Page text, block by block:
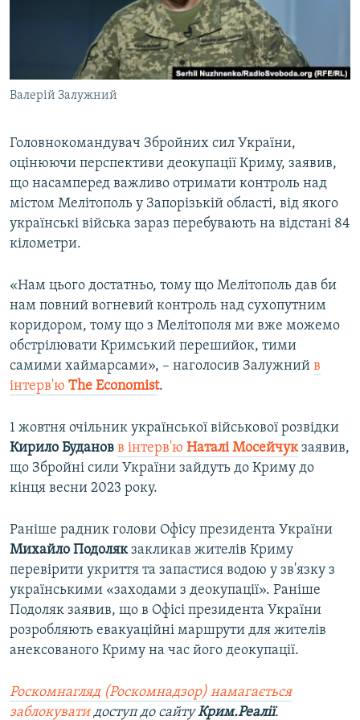
ВІДЕОУРОКИ «ELIFBE»
СВІДЧЕННЯ ОКУПАЦІЇ
УКРАЇНСЬКА ПРОБЛЕМА КРИМУ
ІНФОГРАФІКА
ДОЛУЧАЙСЯ!
Усі сайти RFE/RL
Валерій Залужний
Головнокомандувач Збройних сил України,
оцінюючи перспективи деокупації Криму, заявив,
що насамперед важливо отримати контроль над
містом Мелітополь у Запорізькій області, від якого
українські війська зараз перебувають на відстані 84
кілометри.
«Нам цього достатньо, тому що Мелітополь дав би
нам повний вогневий контроль над сухопутним
коридором, тому що з Мелітополя ми вже можемо
обстрілювати Кримський перешийок, тими
самими хаймарсами», – наголосив Залужний в
інтерв'ю The Economist.
1 жовтня очільник української військової розвідки
Кирило Буданов в інтерв'ю Наталі Мосейчукзаявив,
що Збройні сили України зайдуть до Криму до
кінця весни 2023 року.
Раніше радник голови Офісу президента України
Михайло Подолякзакликав жителів Криму
перевірити укриття та запастися водою у зв'язку з
українськими «заходами з деокупації». Раніше
Подоляк заявив, що в Офісі президента України
розробляють евакуаційні маршрути для жителів
анексованого Криму на час його деокупації.
Роскомнагляд (Роскомнадзор) намагається
заблокуватидоступ до сайтуКрим.Реалії.